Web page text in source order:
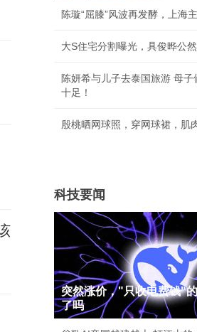
陈璇“屈膝”风波再发酵，上海
大S住宅分割曝光，具俊晔公然
陈妍希与儿子去泰国旅游 母子
十足！
殷桃晒网球照，穿网球裙，肌
科技要闻
突然涨价，"只收电费钱"
了吗